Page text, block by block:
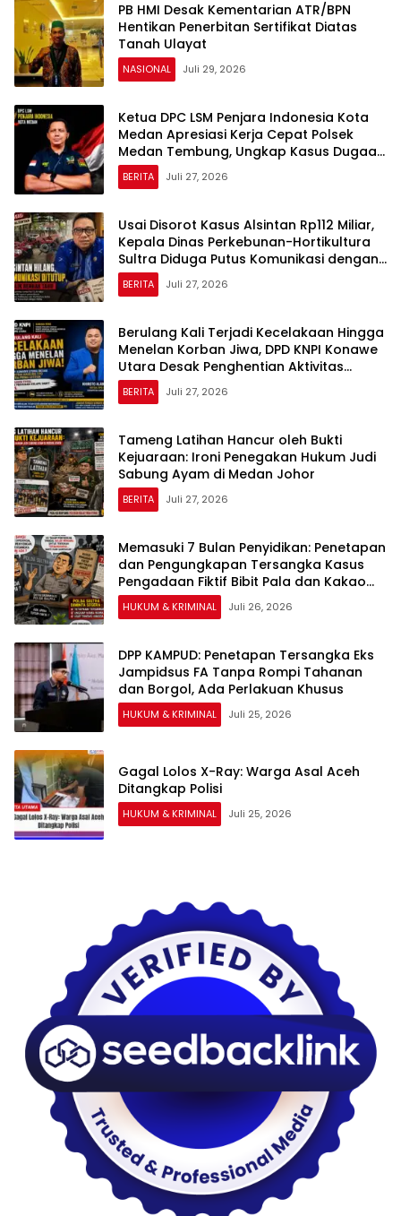
PB HMI Desak Kementarian ATR/BPN
Hentikan Penerbitan Sertifikat Diatas
Tanah Ulayat
NASIONAL Juli 29, 2026
Ketua DPC LSM Penjara Indonesia Kota
Medan Apresiasi Kerja Cepat Polsek
Medan Tembung, Ungkap Kasus Dugaan
Pemerasan
BERITA Juli 27, 2026
Usai Disorot Kasus Alsintan Rp112 Miliar,
Kepala Dinas Perkebunan-Hortikultura
Sultra Diduga Putus Komunikasi dengan
Media
BERITA Juli 27, 2026
Berulang Kali Terjadi Kecelakaan Hingga
Menelan Korban Jiwa, DPD KNPI Konawe
Utara Desak Penghentian Aktivitas
Hauling dan Evaluasi Total Perizinan PT
Sultra Prima Lestari
BERITA Juli 27, 2026
Tameng Latihan Hancur oleh Bukti
Kejuaraan: Ironi Penegakan Hukum Judi
Sabung Ayam di Medan Johor
BERITA Juli 27, 2026
Memasuki 7 Bulan Penyidikan: Penetapan
dan Pengungkapan Tersangka Kasus
Pengadaan Fiktif Bibit Pala dan Kakao
Rp26 Miliar Dipertanyakan
HUKUM & KRIMINAL Juli 26, 2026
DPP KAMPUD: Penetapan Tersangka Eks
Jampidsus FA Tanpa Rompi Tahanan
dan Borgol, Ada Perlakuan Khusus
HUKUM & KRIMINAL Juli 25, 2026
Gagal Lolos X-Ray: Warga Asal Aceh
Ditangkap Polisi
HUKUM & KRIMINAL Juli 25, 2026